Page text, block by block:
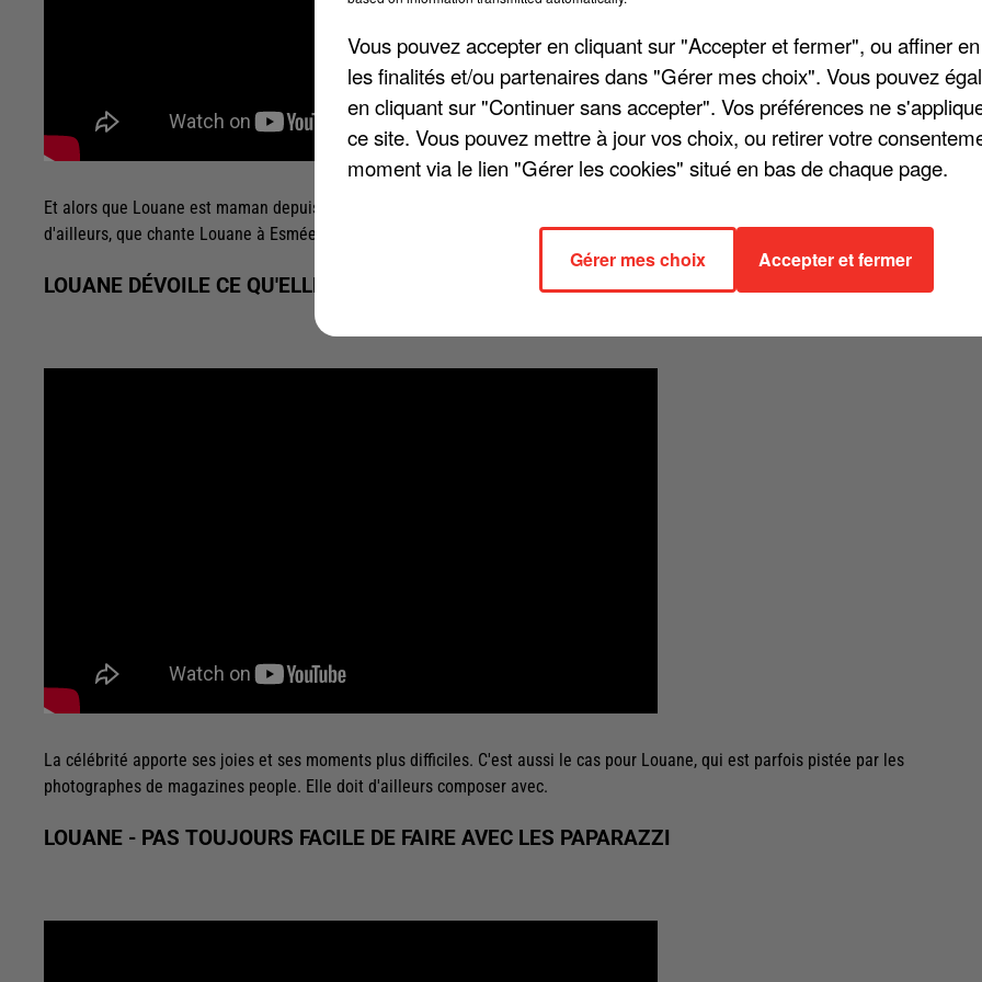
Et alors que Louane est maman depuis déjà mars 2020, sa petite fille prend une grande place dans son coeur et dans sa vie. Mais
d'ailleurs, que chante Louane à Esmée pour l'endormir ? Elle répond pour Chante France !
LOUANE DÉVOILE CE QU'ELLE CHANTE À SA FILLE POUR L'ENDORMIR !
La célébrité apporte ses joies et ses moments plus difficiles. C'est aussi le cas pour Louane, qui est parfois pistée par les
photographes de magazines people. Elle doit d'ailleurs composer avec.
LOUANE - PAS TOUJOURS FACILE DE FAIRE AVEC LES PAPARAZZI
Vous pouvez accepter en cliquant sur "Accepter et fermer", ou affiner
les finalités et/ou partenaires dans "Gérer mes choix". Vous pouvez
en cliquant sur "Continuer sans accepter". Vos préférences ne
ce site. Vous pouvez mettre à jour vos choix, ou retirer votre
moment via le lien "Gérer les cookies" situé en bas de chaque page.
Gérer mes choix Accepter et fermer